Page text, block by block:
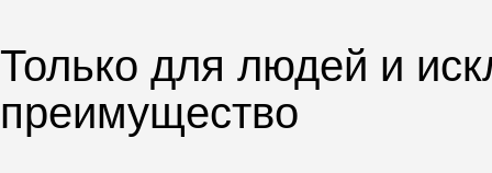
Только для людей и
преимущество